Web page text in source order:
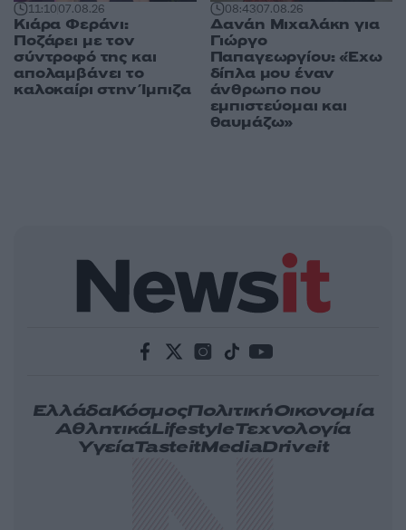
11:1007.08.26
Κιάρα Φεράνι:
Ποζάρει με τον
σύντροφό της και
απολαμβάνει το
καλοκαίρι στην Ίμπιζα
08:4307.08.26
Δανάη Μιχαλάκη για
Γιώργο
Παπαγεωργίου: «Έχω
δίπλα μου έναν
άνθρωπο που
εμπιστεύομαι και
θαυμάζω»
ΕλλάδαΚόσμοςΠολιτικήΟικονομία
ΑθλητικάLifestyleΤεχνολογία
ΥγείαTasteitMediaDriveit